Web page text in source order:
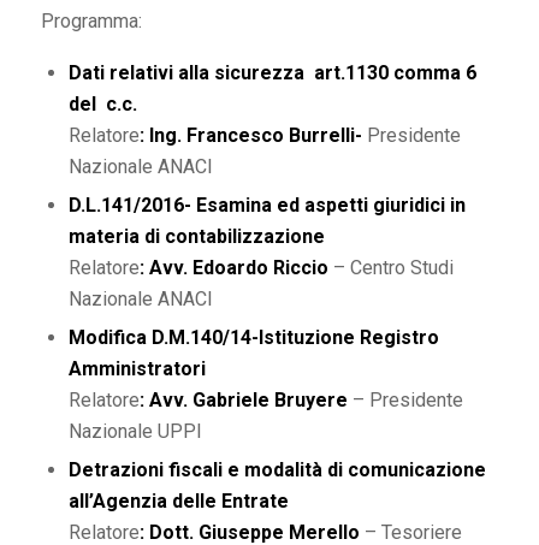
Programma:
Dati relativi alla sicurezza art.1130 comma 6
del c.c.
Relatore: Ing. Francesco Burrelli- Presidente
Nazionale ANACI
D.L.141/2016- Esamina ed aspetti giuridici in
materia di contabilizzazione
Relatore: Avv. Edoardo Riccio – Centro Studi
Nazionale ANACI
Modifica D.M.140/14-Istituzione Registro
Amministratori
Relatore: Avv. Gabriele Bruyere – Presidente
Nazionale UPPI
Detrazioni fiscali e modalità di comunicazione
all’Agenzia delle Entrate
Relatore: Dott. Giuseppe Merello – Tesoriere